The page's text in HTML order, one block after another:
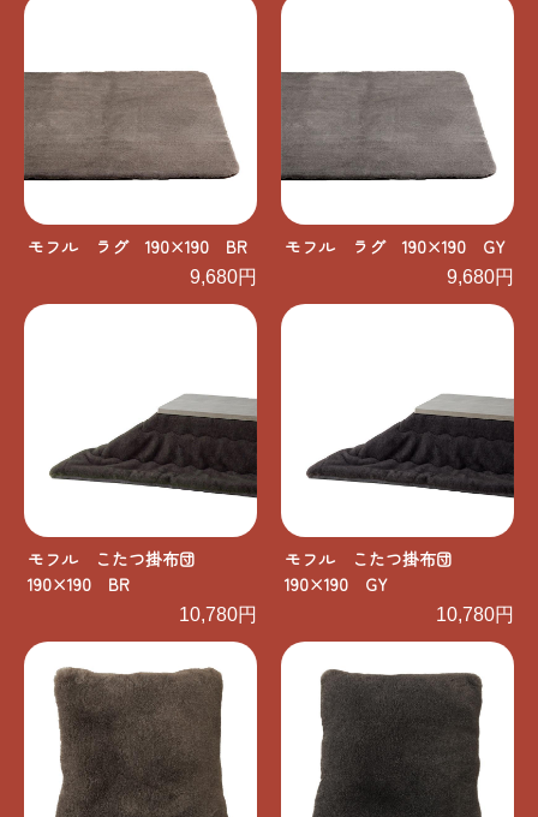
モフル ラグ 190×190 BR
9,680円
モフル ラグ 190×190 GY
9,680円
モフル こたつ掛布団
190×190 BR
10,780円
モフル こたつ掛布団
190×190 GY
10,780円